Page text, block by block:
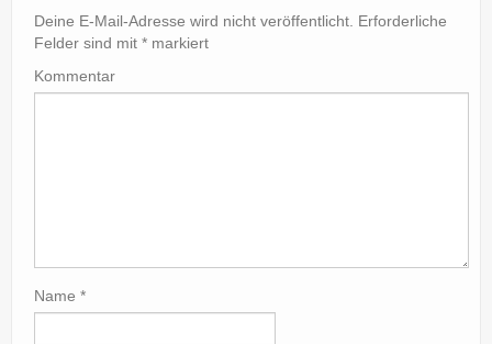
Deine E-Mail-Adresse wird nicht veröffentlicht. Erforderliche
Felder sind mit * markiert
Kommentar
Name *